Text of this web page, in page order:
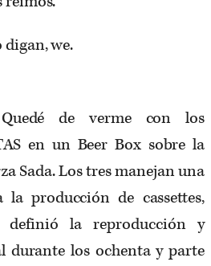
we.
de verme con los
en un Beer Box sobre la
Sada. Los tres manejan una
la producción de cassettes,
definió la reproducción y
durante los ochenta y parte